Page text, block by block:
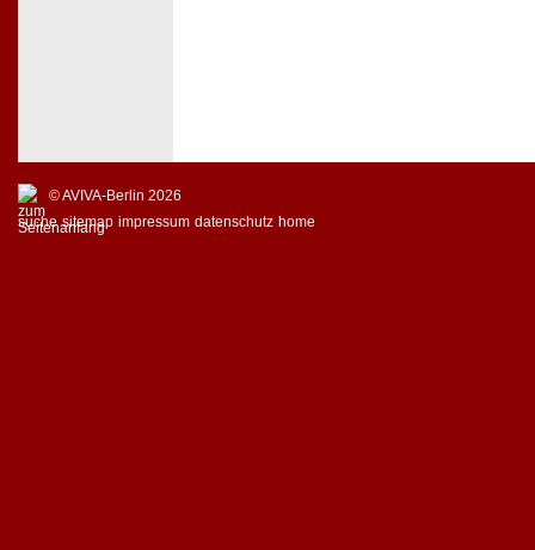
© AVIVA-Berlin 2026
suche sitemap impressum datenschutz home